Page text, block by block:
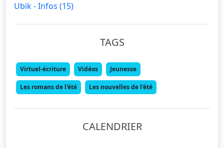
Ubik - Infos (15)
TAGS
Virtuel-écriture Vidéos Jeunesse
Les romans de l'été Les nouvelles de l'été
CALENDRIER